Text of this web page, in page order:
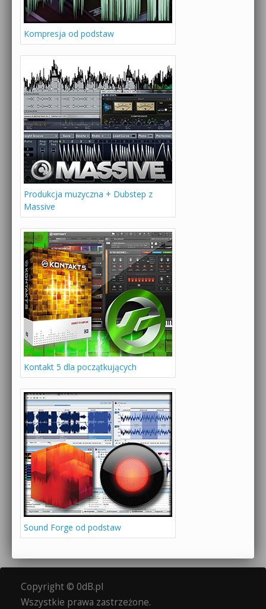
Kompresja od podstaw
Produkcja muzyczna + Dubstep z
Massive
Kontakt 5 dla początkujących
Sound Forge od podstaw
Copyright © 0dB.pl
Wszystkie prawa zastrzeżone.